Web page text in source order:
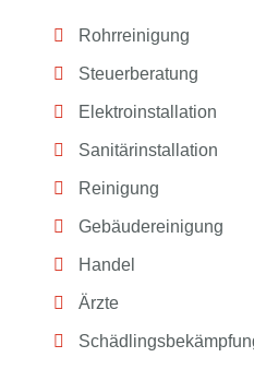
Rohrreinigung
Steuerberatung
Elektroinstallation
Sanitärinstallation
Reinigung
Gebäudereinigung
Handel
Ärzte